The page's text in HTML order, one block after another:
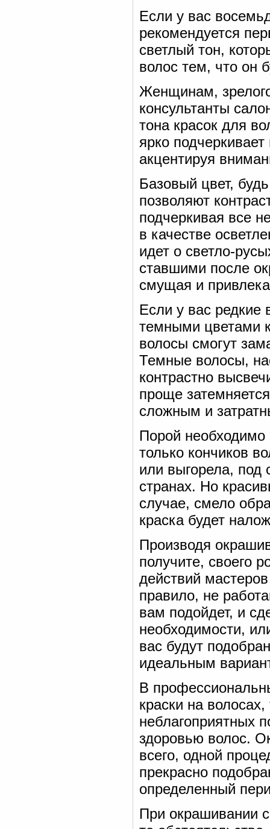
Если у вас
рекомендуется
светлый тон,
волос тем, что он
Женщинам,
консультанты
тона красок для
ярко
акцентируя
Базовый цвет,
позволяют
подчеркивая все
в качестве
идет о светло-
ставшими после
смущая и
Если у вас редкие
темными цветами
волосы смогут
Темные волосы,
контрастно
проще
сложным и
Порой необходимо
только кончиков
или выгорела,
странах. Но
случае, смело
краска будет
Производя
получите, своего
действий
правило, не
вам подойдет, и
необходимости,
вас будут
идеальным
В
краски на
неблагоприятных
здоровью волос.
всего, одной
прекрасно
определенный
При окрашивании